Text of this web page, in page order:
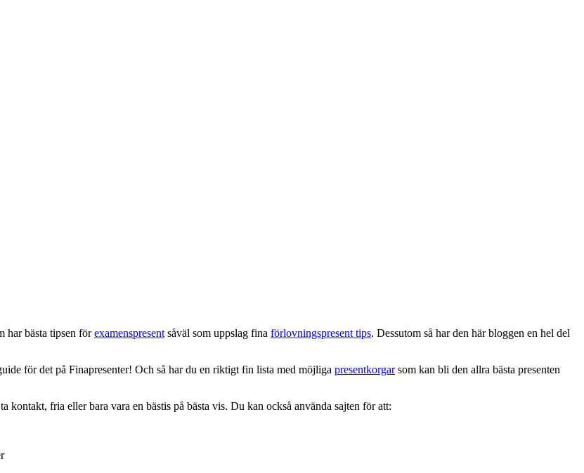
har bästa tipsen förexamenspresent såväl som uppslag fina förlovningspresent tips. Dessutom så har den här bloggen en hel del
för det på Finapresenter! Och så har du en riktigt fin lista med möjliga presentkorgarsom kan bli den allra bästa presenten
fria eller bara vara en bästis på bästa vis. Du kan också använda sajten för att: